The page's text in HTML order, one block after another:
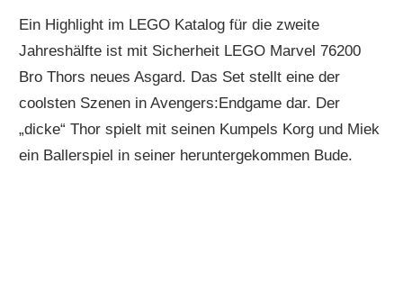
Ein Highlight im LEGO Katalog für die zweite
Jahreshälfte ist mit Sicherheit LEGO Marvel 76200
Bro Thors neues Asgard. Das Set stellt eine der
coolsten Szenen in Avengers:Endgame dar. Der
„dicke“ Thor spielt mit seinen Kumpels Korg und Miek
ein Ballerspiel in seiner heruntergekommen Bude.